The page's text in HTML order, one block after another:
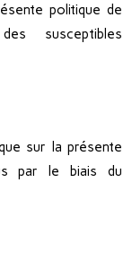
politique de
susceptibles
sur la présente
par le biais du